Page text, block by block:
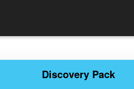
Discovery Pack